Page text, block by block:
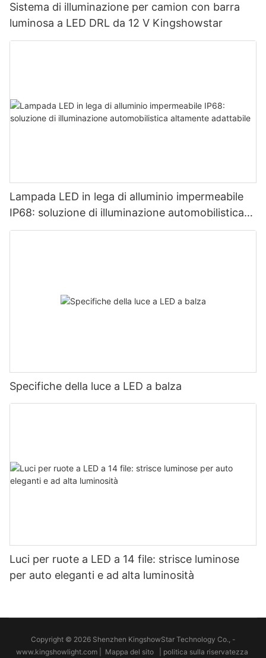
Sistema di illuminazione per camion con barra
luminosa a LED DRL da 12 V Kingshowstar
Lampada LED in lega di alluminio impermeabile
IP68: soluzione di illuminazione automobilistica
altamente adattabile
Specifiche della luce a LED a balza
Luci per ruote a LED a 14 file: strisce luminose
per auto eleganti e ad alta luminosità
Copyright © 2026 Shenzhen KingshowStar Technology Co., -
www.kingshowlight.com
Mappa del sito politica sulla riservatezza